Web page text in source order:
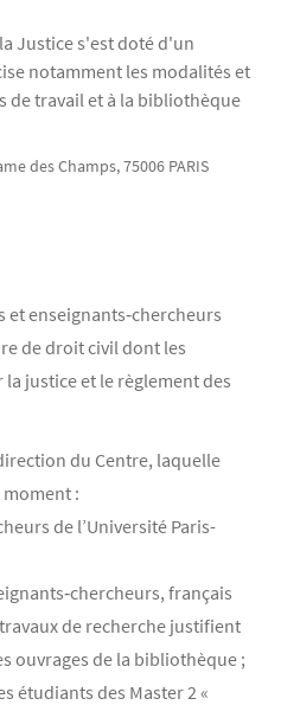
Justice s'est doté d'un
notamment les modalités et
de travail et à la bibliothèque
des Champs, 75006 PARIS
enseignants‐chercheurs
de droit civil dont les
justice et le règlement des
du Centre, laquelle
:
de l’Université Paris-
français
de recherche justifient
ouvrages de la bibliothèque ;
étudiants des Master 2 «